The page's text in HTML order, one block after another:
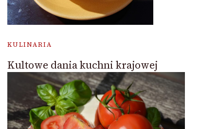
KULINARIA
Kultowe dania kuchni krajowej